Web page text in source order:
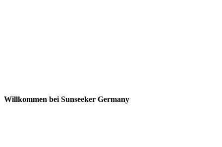
Willkommen bei Sunseeker Germany